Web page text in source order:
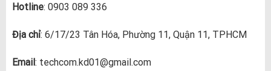
Hotline: 0903 089 336
Địa chỉ: 6/17/23 Tân Hóa, Phường 11, Quận 11, TPHCM
Email: techcom.kd01@gmail.com